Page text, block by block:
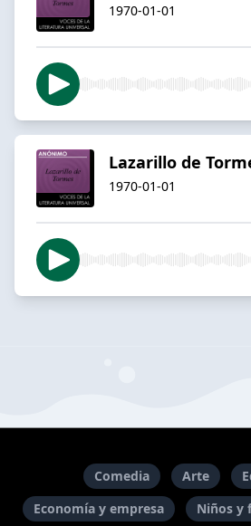
1970-01-01
Lazarillo de
1970-01-01
Comedia Arte
Economía y empresa
Niños y